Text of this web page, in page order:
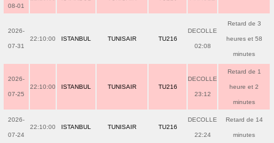
08-01
2026-
07-31
22:10:00 ISTANBUL TUNISAIR TU216
DECOLLE
02:08
Retard de 3
heures et 58
minutes
2026-
07-25
22:10:00 ISTANBUL TUNISAIR TU216
DECOLLE
23:12
Retard de 1
heure et 2
minutes
2026-
07-24
22:10:00 ISTANBUL TUNISAIR TU216
DECOLLE
22:24
Retard de 14
minutes